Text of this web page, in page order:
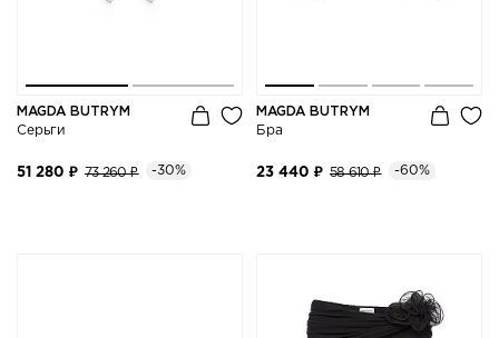
MAGDA BUTRYM
Серьги
51 280 ₽ 73 260 ₽ -30%
MAGDA BUTRYM
Бра
23 440 ₽ 58 610 ₽ -60%